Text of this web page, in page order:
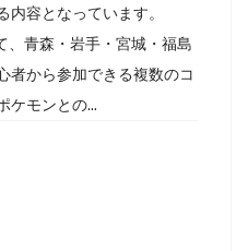
容となっています。
青森・岩手・宮城・福島
者から参加できる複数のコ
ケモンとの...